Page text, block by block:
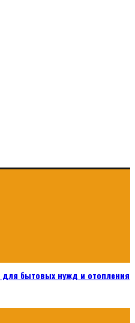
для бытовых нужд и отопления